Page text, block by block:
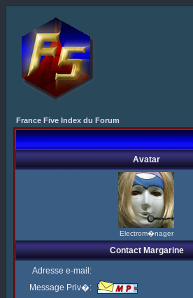
France Five Index du Forum
Avatar
Electrom�nager
Contact Margarine
Adresse e-mail:
Message Priv�: